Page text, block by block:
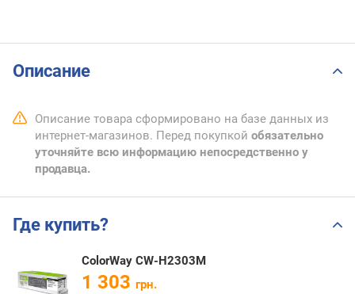
Описание
Описание товара сформировано на базе данных из
интернет-магазинов. Перед покупкой обязательно
уточняйте всю информацию непосредственно у
продавца.
Где купить?
ColorWay CW-H2303M
1 303 грн.